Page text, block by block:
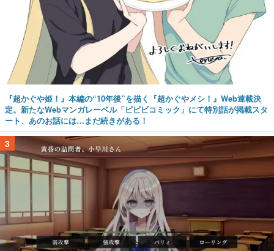
『超かぐや姫！』本編の“10年後”を描く『超かぐやメシ！』Web連載決
定。新たなWebマンガレーベル「ビビビコミック」にて特別話が掲載スタ
ート、あのお話には…まだ続きがある！
3